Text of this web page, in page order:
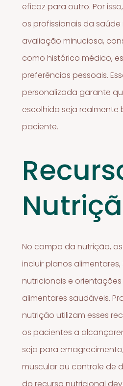
eficaz para outro. Por
os profissionais da saúde
avaliação minuciosa,
como histórico médico,
preferências pessoais.
personalizada garante
escolhido seja
paciente.
No campo da nutrição,
incluir planos
nutricionais e
alimentares saudáveis.
nutrição utilizam esses
os pacientes a
seja para
muscular ou controle de
do recurso nutricional